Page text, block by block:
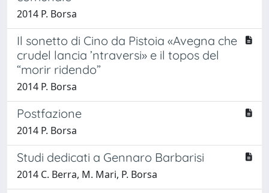
2014 P. Borsa
Il sonetto di Cino da Pistoia «Avegna che
crudel lancia ’ntraversi» e il topos del
“morir ridendo”
2014 P. Borsa
Postfazione
2014 P. Borsa
Studi dedicati a Gennaro Barbarisi
2014 C. Berra, M. Mari, P. Borsa